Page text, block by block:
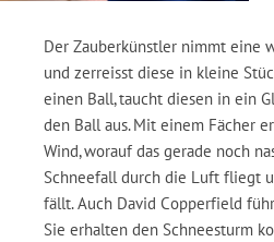
Der Zauberkünstler nimmt eine
und zerreisst diese in kleine
einen Ball, taucht diesen in ein
den Ball aus. Mit einem Fächer
Wind, worauf das gerade noch
Schneefall durch die Luft fliegt
fällt. Auch David Copperfield
Sie erhalten den Schneesturm